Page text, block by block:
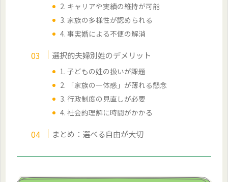
2. キャリアや実績の維持が可能
3. 家族の多様性が認められる
4. 事実婚による不便の解消
選択的夫婦別姓のデメリット
1. 子どもの姓の扱いが課題
2. 「家族の一体感」が薄れる懸念
3. 行政制度の見直しが必要
4. 社会的理解に時間がかかる
まとめ：選べる自由が大切